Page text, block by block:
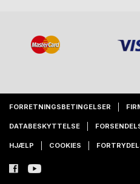
FORRETNINGSBETINGELSER
DATABESKYTTELSE
HJÆLP COOKIES